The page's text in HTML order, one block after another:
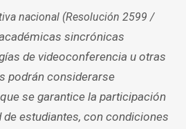
nacional (Resolución 2599 /
sincrónicas
de videoconferencia u otras
podrán considerarse
se garantice la participación
estudiantes, con condiciones